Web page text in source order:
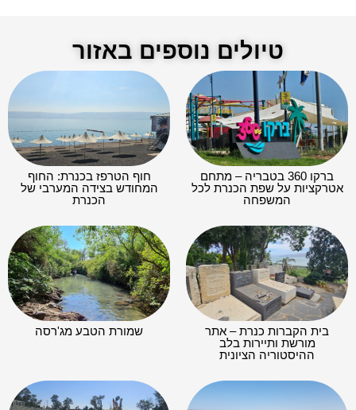
טיולים נוספים באזור
ברקו 360 בטבריה – מתחם
אטרקציות על שפת הכנרת לכל
המשפחה
חוף הטרפז בכנרת: החוף
המחודש בצידה המערבי של
הכנרת
בית הקברות כנרת – אתר
מורשת ותיירות בלב
ההיסטוריה הציונית
שמורת הטבע מג'רסה